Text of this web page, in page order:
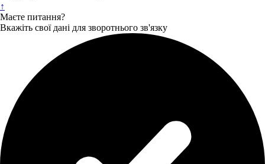
↑
Маєте питання?
Вкажіть свої дані для зворотнього зв'язку